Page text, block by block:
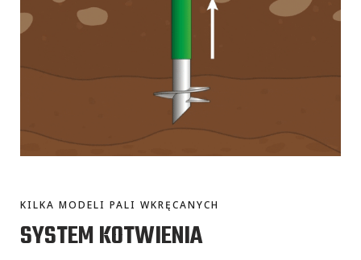
KILKA MODELI PALI WKRĘCANYCH
SYSTEM KOTWIENIA